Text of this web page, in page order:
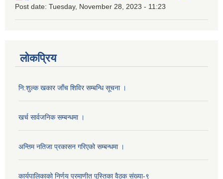
Post date: Tuesday, November 28, 2023 - 11:23
लोकप्रिय
नि:शुल्क खकार जाँच शिविर सम्बन्धि सूचना ।
खर्च सार्वजनिक सम्बन्धमा ।
अन्तिम नतिजा प्रकासन गरिएको सम्बन्धमा ।
कार्यपालिकाको निर्णय प्रमाणीत पुस्तिका वैठक संख्या-९